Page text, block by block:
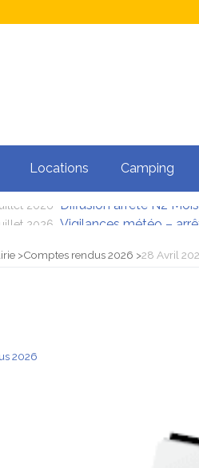
Locations Camping
2026 Vigilances météo –
2026 Changement horaire
2026
Comptes rendus 2026 28 Avril
2026